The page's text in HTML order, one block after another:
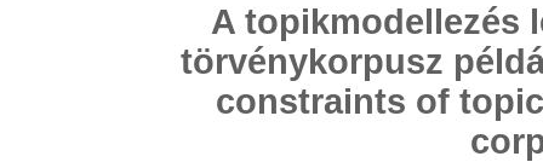
A topikmodellezés
törvénykorpusz
constraints of